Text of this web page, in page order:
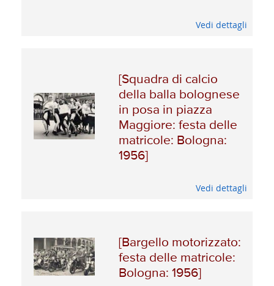
Vedi dettagli
[Squadra di calcio
della balla bolognese
in posa in piazza
Maggiore: festa delle
matricole: Bologna:
1956]
Vedi dettagli
[Bargello motorizzato:
festa delle matricole:
Bologna: 1956]